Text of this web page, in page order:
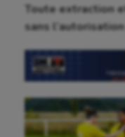
Toute extraction
sans